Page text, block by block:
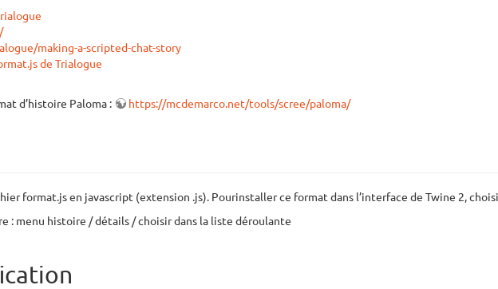
making-a-scripted-chat-story
de Trialogue
d’histoire Paloma :
https://mcdemarco.net/tools/scree/paloma/
format.js en javascript (extension .js). Pourinstaller ce format dans l’interface de Twine 2,
: menu histoire / détails / choisir dans la liste déroulante